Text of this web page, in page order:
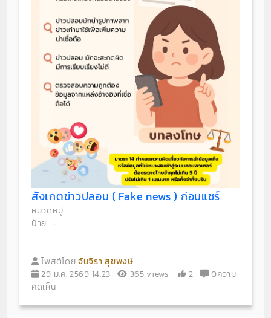
สังเกตข่าวปลอม ( Fake news ) ก่อนแชร์
หมวดหมู่
ป้าย-
โพสต์โดยจันจิรา สุขพงษ์
29 ม.ค. 2569 14:23
365 views 2
0ความ
คิดเห็น